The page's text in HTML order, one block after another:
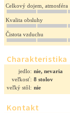
Celkový dojem, atmosféra
Kvalita obsluhy
Čistota vzduchu
Charakteristika
jedlo: nie, nevaria
veľkosť: 8 stolov
veľký stôl: nie
Kontakt